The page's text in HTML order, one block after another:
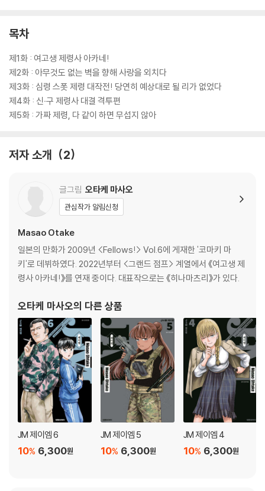
목차
제1화 : 여고생 제령사 아카네!
제2화 : 아무것도 없는 벽을 향해 사랑을 외치다
제3화 : 심령 스폿 제령 대작전! 당연히 예상대로 될 리가 없었다
제4화 : 신‧구 제령사 대결 격투편
제5화 : 가짜 제령, 다 같이 하면 무섭지 않아
저자 소개 2
글그림 오타케 마사오
관심작가 알림신청
Masao Otake
일본의 만화가 2009년 <Fellows!> Vol.6에 게재한 '코마키 마
키'로 데뷔하였다. 2022년부터 <그랜드 점프> 계열에서 《여고생 제
령사 아카네!》를 연재 중이다. 대표작으로는 《히나마츠리》가 있다.
오타케 마사오의 다른 상품
JM 제이엠 6
6,300원
10%
JM 제이엠 5
6,300원
10%
JM 제이엠 4
6,300원
10%